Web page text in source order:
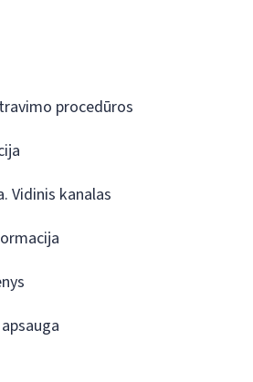
procedūros
Vidinis kanalas